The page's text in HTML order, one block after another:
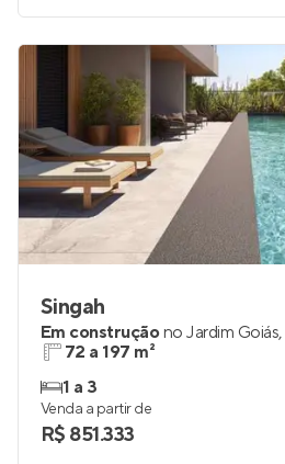
Singah
Em construçãono Jardim Goiás,
72 a 197 m²
1 a 3
Venda a partir de
R$ 851.333